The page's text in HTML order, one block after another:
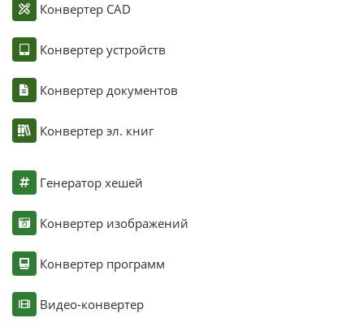
Конвертер CAD
Конвертер устройств
Конвертер документов
Конвертер эл. книг
Генератор хешей
Конвертер изображений
Конвертер программ
Видео-конвертер